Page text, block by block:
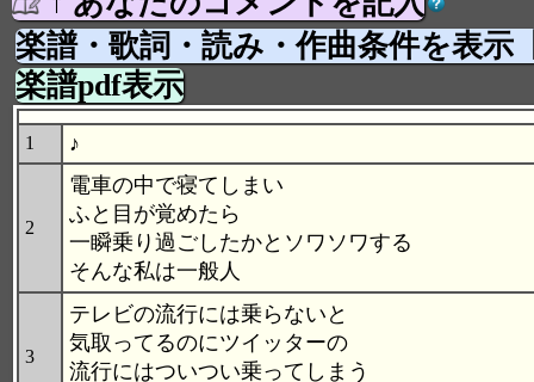
楽譜・歌詞・読み・作曲条件を表示
楽譜pdf表示
1 ♪
2
電車の中で寝てしまい
ふと目が覚めたら
一瞬乗り過ごしたかとソワソワする
そんな私は一般人
3
テレビの流行には乗らないと
気取ってるのにツイッターの
流行にはついつい乗ってしまう